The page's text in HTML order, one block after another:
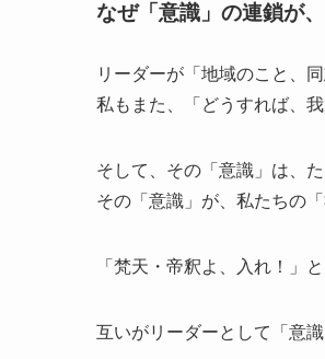
なぜ「意識」の連鎖が
リーダーが「地域のこと、
私もまた、「どうすれば、
そして、その「意識」は、
その「意識」が、私たちの
「梵天・帝釈よ、入れ！」
互いがリーダーとして「意